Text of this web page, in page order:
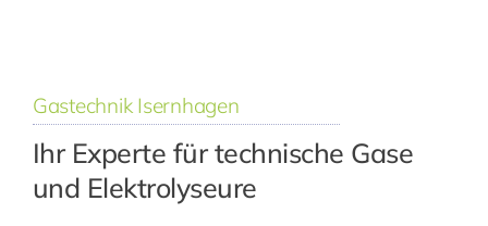
Gastechnik Isernhagen
Ihr Experte für technische Gase
und Elektrolyseure